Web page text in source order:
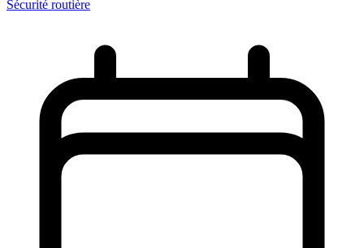
Sécurité routière